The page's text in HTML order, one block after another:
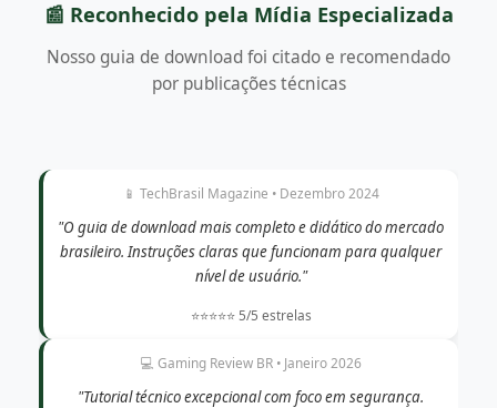
📰 Reconhecido pela Mídia Especializada
Nosso guia de download foi citado e recomendado
por publicações técnicas
📱 TechBrasil Magazine • Dezembro 2024
"O guia de download mais completo e didático do mercado
brasileiro. Instruções claras que funcionam para qualquer
nível de usuário."
⭐⭐⭐⭐⭐ 5/5 estrelas
💻 Gaming Review BR • Janeiro 2026
"Tutorial técnico excepcional com foco em segurança.